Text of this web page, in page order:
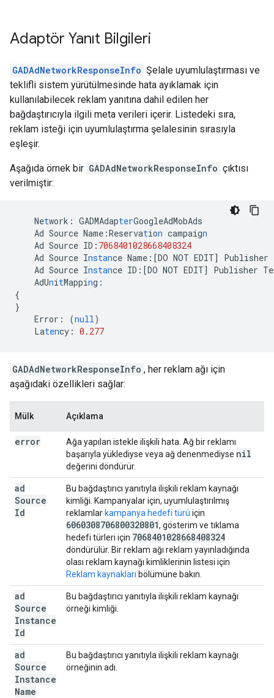
Adaptör Yanıt Bilgileri
GADAdNetworkResponseInfo Şelale uyumlulaştırması ve
teklifli sistem yürütülmesinde hata ayıklamak için
kullanılabilecek reklam yanıtına dahil edilen her
bağdaştırıcıyla ilgili meta verileri içerir. Listedeki sıra,
reklam isteği için uyumlulaştırma şelalesinin sırasıyla
eşleşir.
Aşağıda örnek bir GADAdNetworkResponseInfo çıktısı
verilmiştir:
Network : GADMAdapterGoogleAdMobAds
Ad Source Name :Reservation campaign
Ad Source ID : 7068401028668408324
Ad Source Instance Name :[DO NOT EDIT] Publisher
Ad Source Instance ID :[DO NOT EDIT] Publisher
AdUnitMapping :
{
}
Error : (null)
Latency : 0.277
GADAdNetworkResponseInfo , her reklam ağı için
aşağıdaki özellikleri sağlar:
Mülk Açıklama
error
Ağa yapılan istekle ilişkili hata. Ağ bir reklamı
başarıyla yüklediyse veya ağ denenmediyse nil
değerini döndürür.
ad
Source
Id
Bu bağdaştırıcı yanıtıyla ilişkili reklam kaynağı
kimliği. Kampanyalar için, uyumlulaştırılmış
reklamlar kampanya hedefi türü için
6060308706800320801, gösterim ve tıklama
hedefi türleri için 7068401028668408324
döndürülür. Bir reklam ağı reklam yayınladığında
olası reklam kaynağı kimliklerinin listesi için
Reklam kaynakları bölümüne bakın.
ad
Source
Instance
Id
Bu bağdaştırıcı yanıtıyla ilişkili reklam kaynağı
örneği kimliği.
ad
Source
Instance
Name
Bu bağdaştırıcı yanıtıyla ilişkili reklam kaynağı
örneğinin adı.